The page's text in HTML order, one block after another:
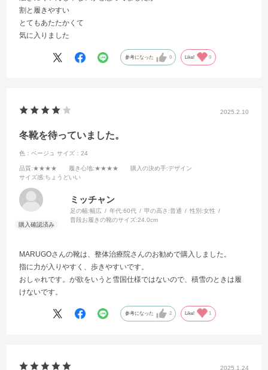
割と履きやすい
とてもあたたかくて
気に入りました
参考になった 0 Like! 0
2025.2.10
冬靴を待っていました。
色：ベージュ サイズ：24
品質:★★★★ 履き心地:★★★★ 購入の決め手:デザイン
サイズ感:ちょうどいい
ミッチャン
足の幅:幅広 年代:60代 甲の高さ:普通 性別:女性
普段お履きの靴のサイズ:24.0cm
MARUGOさんの靴は、整体治療院さんのお勧めで購入しました。
指に力が入りやすく、歩きやすいです。
おしゃれです。が欲をいうと雪国仕様ではないので、積雪のときは履
けないです。
参考になった 2 Like! 1
2025.1.24